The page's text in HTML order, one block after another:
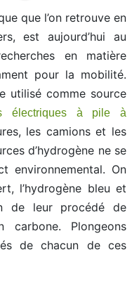
que l’on retrouve en
est aujourd’hui au
en matière
pour la mobilité.
utilisé comme source
électriques à pile à
les camions et les
d’hydrogène ne se
environnemental. On
l’hydrogène bleu et
de leur procédé de
Plongeons
de chacun de ces